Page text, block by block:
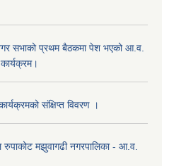
सभाको प्रथम बैठकमा पेश भएको आ.व.
संक्षिप्त विवरण ।
रुपाकोट मझुवागढी नगरपालिका - आ.व.